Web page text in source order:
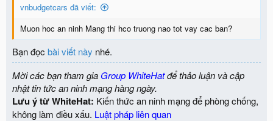
vnbudgetcars đã viết:
Muon hoc an ninh Mang thi hco truong nao tot vay cac ban?
Bạn đọc bài viết này nhé.
Mời các bạn tham gia Group WhiteHatđể thảo luận và cập
nhật tin tức an ninh mạng hàng ngày.
Lưu ý từ WhiteHat: Kiến thức an ninh mạng để phòng chống,
không làm điều xấu. Luật pháp liên quan